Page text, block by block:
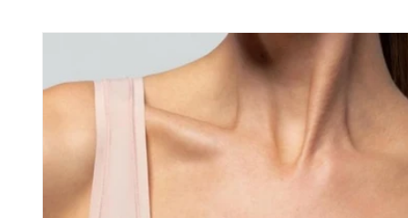
Passa alle